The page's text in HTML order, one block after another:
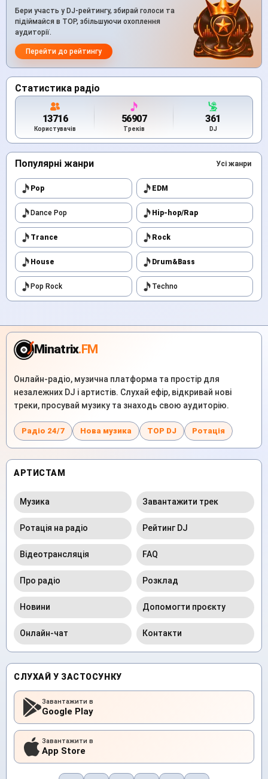
Бери участь у DJ-рейтингу, збирай голоси та
підіймайся в TOP, збільшуючи охоплення
аудиторії.
Перейти до рейтингу
Статистика радіо
13716
Користувачів
56907
Треків
361
DJ
Популярні жанри Усі жанри
Pop EDM
Dance Pop Hip-hop/Rap
Trance Rock
House Drum&Bass
Pop Rock Techno
Minatrix.FM
Онлайн-радіо, музична платформа та простір для
незалежних DJ і артистів. Слухай ефір, відкривай нові
треки, просувай музику та знаходь свою аудиторію.
Радіо 24/7 Нова музика TOP DJ Ротація
АРТИСТАМ
Музика Завантажити трек
Ротація на радіо Рейтинг DJ
Відеотрансляція FAQ
Про радіо Розклад
Новини Допомогти проєкту
Онлайн-чат Контакти
СЛУХАЙ У ЗАСТОСУНКУ
Завантажити в
Google Play
Завантажити в
App Store